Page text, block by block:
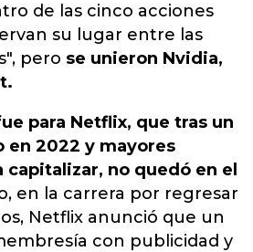
de las cinco acciones
su lugar entre las
pero se unieron Nvidia,
para Netflix, que tras un
en 2022 y mayores
no quedó en el
en la carrera por regresar
Netflix anunció que un
con publicidad y